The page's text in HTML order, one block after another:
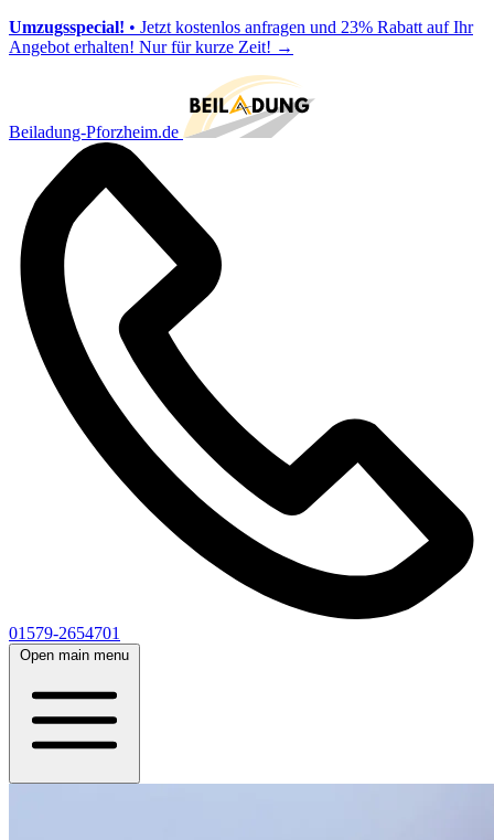
Umzugsspecial! • Jetzt kostenlos anfragen und 23% Rabatt auf Ihr
Angebot erhalten! Nur für kurze Zeit! →
Beiladung-Pforzheim.de
01579-2654701
Open main menu